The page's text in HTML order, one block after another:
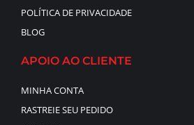
POLÍTICA DE PRIVACIDADE
BLOG
APOIO AO CLIENTE
MINHA CONTA
RASTREIE SEU PEDIDO